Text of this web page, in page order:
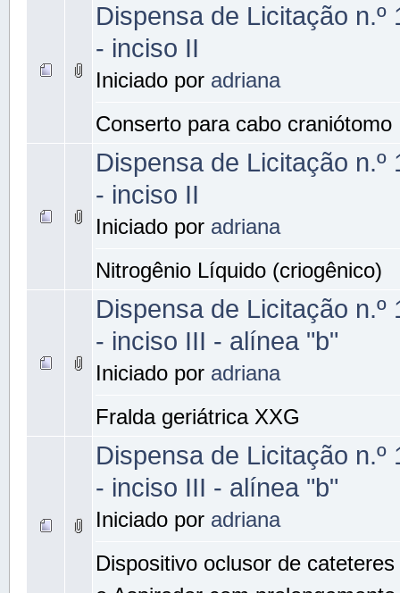
Dispensa de Licitação n.º
- inciso II
Iniciado por adriana
Conserto para cabo craniótomo
Dispensa de Licitação n.º
- inciso II
Iniciado por adriana
Nitrogênio Líquido (criogênico)
Dispensa de Licitação n.º
- inciso III - alínea "b"
Iniciado por adriana
Fralda geriátrica XXG
Dispensa de Licitação n.º
- inciso III - alínea "b"
Iniciado por adriana
Dispositivo oclusor de